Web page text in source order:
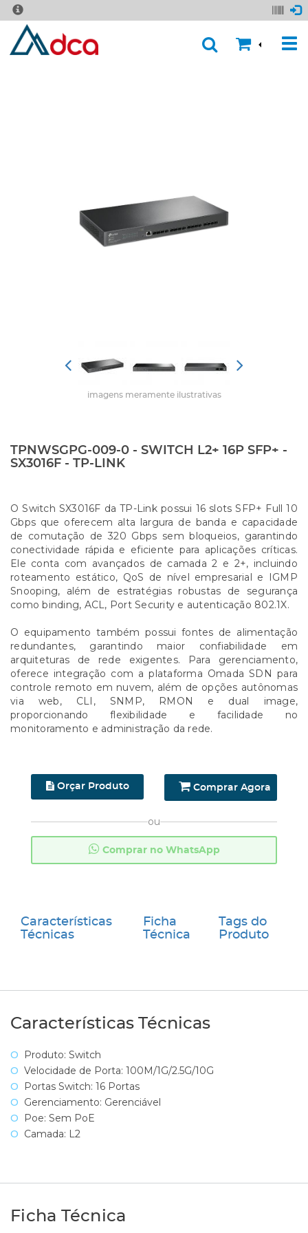
imagens meramente ilustrativas
TPNWSGPG-009-0 - SWITCH L2+ 16P SFP+ -
SX3016F - TP-LINK
O Switch SX3016F da TP-Link possui 16 slots SFP+ Full 10
Gbps que oferecem alta largura de banda e capacidade
de comutação de 320 Gbps sem bloqueios, garantindo
conectividade rápida e eficiente para aplicações críticas.
Ele conta com avançados de camada 2 e 2+, incluindo
roteamento estático, QoS de nível empresarial e IGMP
Snooping, além de estratégias robustas de segurança
como binding, ACL, Port Security e autenticação 802.1X.
O equipamento também possui fontes de alimentação
redundantes, garantindo maior confiabilidade em
arquiteturas de rede exigentes. Para gerenciamento,
oferece integração com a plataforma Omada SDN para
controle remoto em nuvem, além de opções autônomas
via web, CLI, SNMP, RMON e dual image,
proporcionando flexibilidade e facilidade no
monitoramento e administração da rede.
Orçar Produto Comprar Agora
ou
Comprar no WhatsApp
Características
Técnicas
Ficha
Técnica
Tags do
Produto
Características Técnicas
Produto: Switch
Velocidade de Porta: 100M/1G/2.5G/10G
Portas Switch: 16 Portas
Gerenciamento: Gerenciável
Poe: Sem PoE
Camada: L2
Ficha Técnica